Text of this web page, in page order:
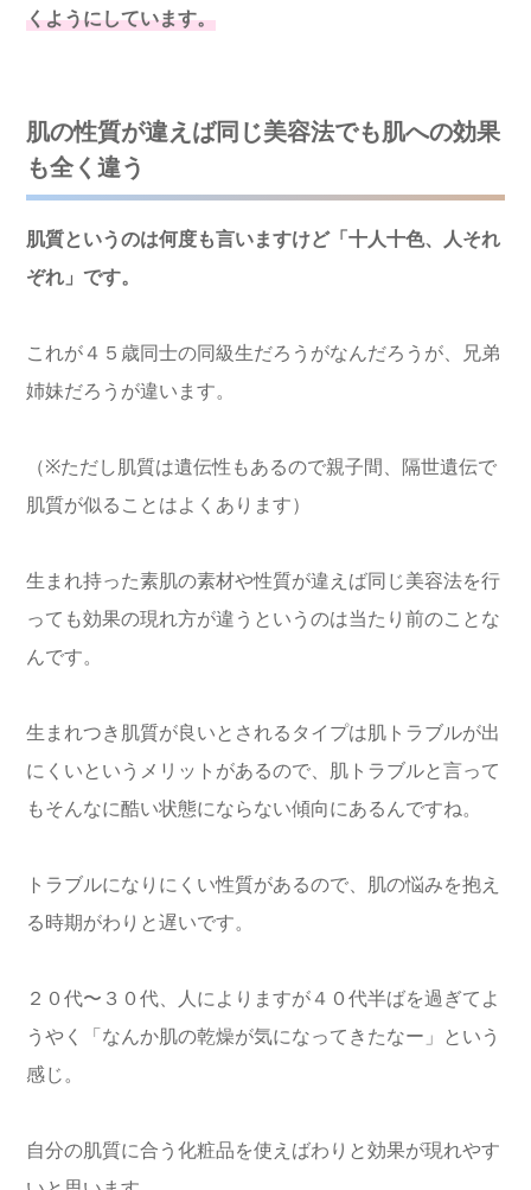
くようにしています。
肌の性質が違えば同じ美容法でも肌への効果
も全く違う
肌質というのは何度も言いますけど「十人十色、人それ
ぞれ」です。
これが４５歳同士の同級生だろうがなんだろうが、兄弟
姉妹だろうが違います。
（※ただし肌質は遺伝性もあるので親子間、隔世遺伝で
肌質が似ることはよくあります）
生まれ持った素肌の素材や性質が違えば同じ美容法を行
っても効果の現れ方が違うというのは当たり前のことな
んです。
生まれつき肌質が良いとされるタイプは肌トラブルが出
にくいというメリットがあるので、肌トラブルと言って
もそんなに酷い状態にならない傾向にあるんですね。
トラブルになりにくい性質があるので、肌の悩みを抱え
る時期がわりと遅いです。
２０代〜３０代、人によりますが４０代半ばを過ぎてよ
うやく「なんか肌の乾燥が気になってきたなー」という
感じ。
自分の肌質に合う化粧品を使えばわりと効果が現れやす